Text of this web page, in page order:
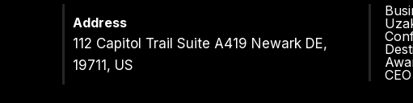
Address
112 Capitol Trail Suite A419 Newark DE,
19711, US